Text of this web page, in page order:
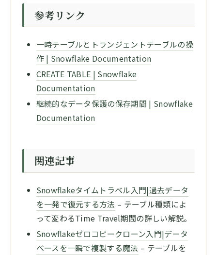
参考リンク
一時テーブルとトランジェントテーブルの操
作 | Snowflake Documentation
CREATE TABLE | Snowflake
Documentation
継続的なデータ保護の保存期間 | Snowflake
Documentation
関連記事
Snowflakeタイムトラベル入門|過去データ
を一発で復元する方法 – テーブル種類によ
って変わるTime Travel期間の詳しい解説。
Snowflakeゼロコピークローン入門|データ
ベースを一瞬で複製する魔法 – テーブルを